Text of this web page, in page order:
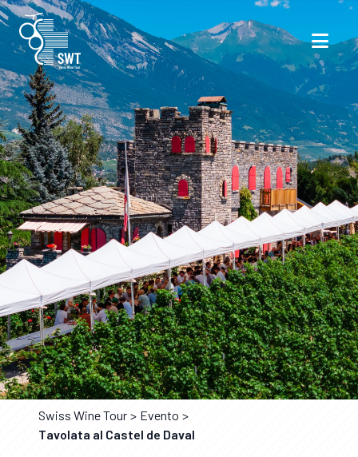
Swiss Wine Tour
Evento
Tavolata al Castel de Daval